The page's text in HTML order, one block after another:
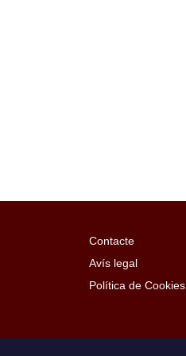
Contacte
Avís legal
Política de Cookies